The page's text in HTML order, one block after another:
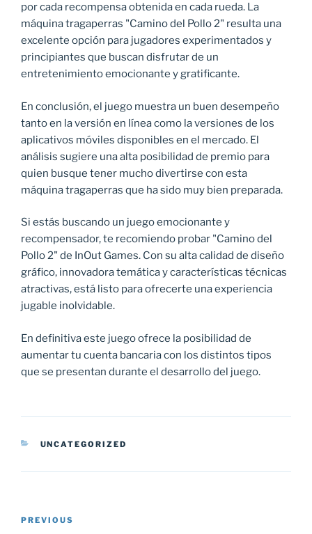
por cada recompensa obtenida en cada rueda. La
máquina tragaperras "Camino del Pollo 2" resulta una
excelente opción para jugadores experimentados y
principiantes que buscan disfrutar de un
entretenimiento emocionante y gratificante.
En conclusión, el juego muestra un buen desempeño
tanto en la versión en línea como la versiones de los
aplicativos móviles disponibles en el mercado. El
análisis sugiere una alta posibilidad de premio para
quien busque tener mucho divertirse con esta
máquina tragaperras que ha sido muy bien preparada.
Si estás buscando un juego emocionante y
recompensador, te recomiendo probar "Camino del
Pollo 2" de InOut Games. Con su alta calidad de diseño
gráfico, innovadora temática y características técnicas
atractivas, está listo para ofrecerte una experiencia
jugable inolvidable.
En definitiva este juego ofrece la posibilidad de
aumentar tu cuenta bancaria con los distintos tipos
que se presentan durante el desarrollo del juego.
CATEGORIES
UNCATEGORIZED
Post
Previous
PREVIOUS